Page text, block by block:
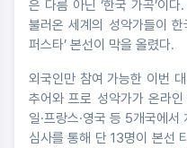
은 다름 아닌 ‘한국 가곡’이
불러온 세계의 성악가들이
퍼스타’ 본선이 막을 올렸다.
외국인만 참여 가능한 이번
추어와 프로 성악가가 온라
일·프랑스·영국 등 5개국에
심사를 통해 단 13명이 본선